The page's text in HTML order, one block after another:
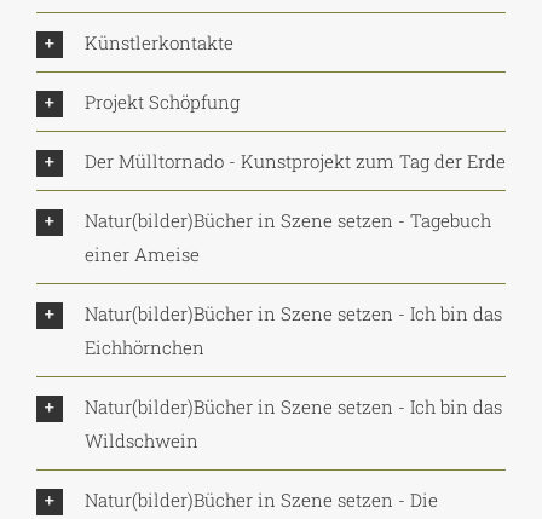
Künstlerkontakte
Projekt Schöpfung
Der Mülltornado - Kunstprojekt zum Tag der Erde
Natur(bilder)Bücher in Szene setzen - Tagebuch
einer Ameise
Natur(bilder)Bücher in Szene setzen - Ich bin das
Eichhörnchen
Natur(bilder)Bücher in Szene setzen - Ich bin das
Wildschwein
Natur(bilder)Bücher in Szene setzen - Die